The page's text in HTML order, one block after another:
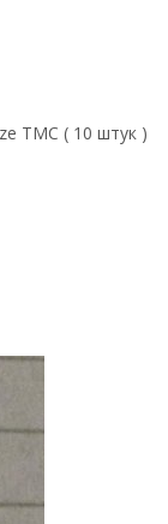
TMC ( 10 штук )